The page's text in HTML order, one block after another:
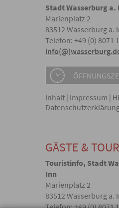
Stadt Wasserburg a.
Marienplatz 2
83512 Wasserburg a.
Telefon: +49 (0) 8071
Inhalt | Impressum |
GÄSTE &
Touristinfo, Stadt
Inn
Marienplatz 2
83512 Wasserburg a.
Telefon: +49 (0) 8071